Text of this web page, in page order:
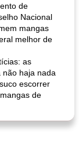
de
Nacional
mangas
melhor de
as
não haja nada
escorrer
de